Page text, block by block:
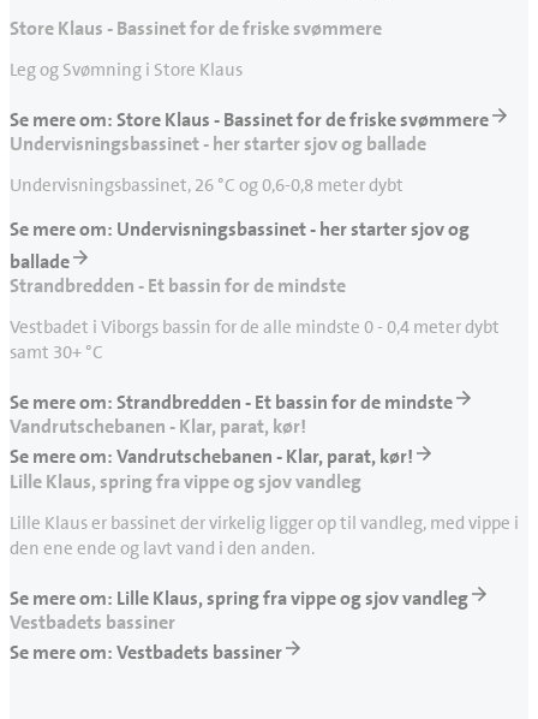
Store Klaus - Bassinet for de friske svømmere
Leg og Svømning i Store Klaus
Se mere om: Store Klaus - Bassinet for de friske svømmere
Undervisningsbassinet - her starter sjov og ballade
Undervisningsbassinet, 26 °C og 0,6-0,8 meter dybt
Se mere om: Undervisningsbassinet - her starter sjov og
ballade
Strandbredden - Et bassin for de mindste
Vestbadet i Viborgs bassin for de alle mindste 0 - 0,4 meter dybt
samt 30+ °C
Se mere om: Strandbredden - Et bassin for de mindste
Vandrutschebanen - Klar, parat, kør!
Se mere om: Vandrutschebanen - Klar, parat, kør!
Lille Klaus, spring fra vippe og sjov vandleg
Lille Klaus er bassinet der virkelig ligger op til vandleg, med vippe i
den ene ende og lavt vand i den anden.
Se mere om: Lille Klaus, spring fra vippe og sjov vandleg
Vestbadets bassiner
Se mere om: Vestbadets bassiner